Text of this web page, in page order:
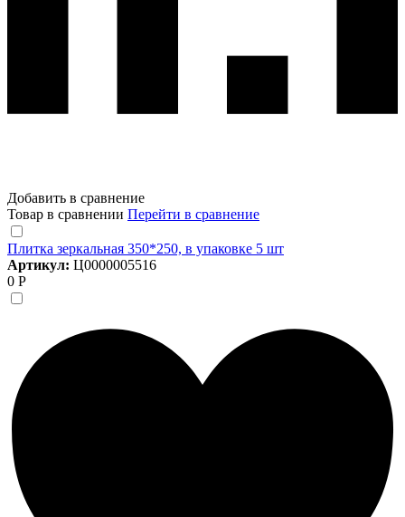
Добавить в сравнение
Товар в сравнении Перейти в сравнение
Плитка зеркальная 350*250, в упаковке 5 шт
Артикул: Ц0000005516
0 Р